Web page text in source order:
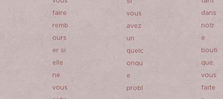
faire
remb
ours
er si
elle
ne
vous
vous
avez
un
quelc
onqu
e
probl
dans
notr
e
bouti
que,
vous
faite